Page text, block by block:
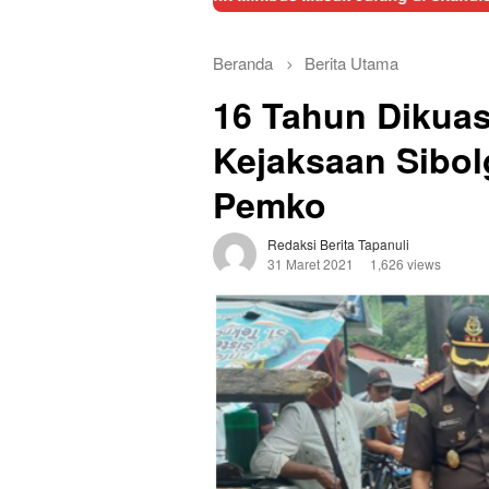
Beranda Berita Utama
16 Tahun
Kejaksaan
Pemko
Redaksi Berita Tapanuli
31 Maret 2021
1,626 views